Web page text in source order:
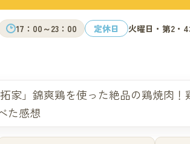
17：00～23：00 定休日 火曜日・第2・4